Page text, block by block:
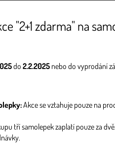
"2+1 zdarma" na
do 2.2.2025 nebo do vyprodání
Akce se vztahuje pouze na
tří samolepek zaplatí pouze za